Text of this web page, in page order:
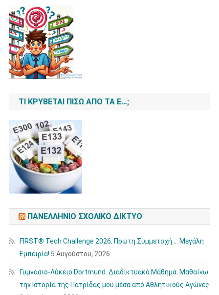
ΤΙ ΚΡΎΒΕΤΑΙ ΠΊΣΩ ΑΠΌ ΤΑ Ε…;
ΠΑΝΕΛΛΉΝΙΟ ΣΧΟΛΙΚΌ ΔΊΚΤΥΟ
FIRST® Tech Challenge 2026. Πρώτη Συμμετοχή … Μεγάλη
Εμπειρία! 5 Αυγούστου, 2026
Γυμνάσιο-Λύκειο Dortmund. Διαδικτυακό Μάθημα. Μαθαίνω
την Ιστορία της Πατρίδας μου μέσα από Αθλητικούς Αγώνες